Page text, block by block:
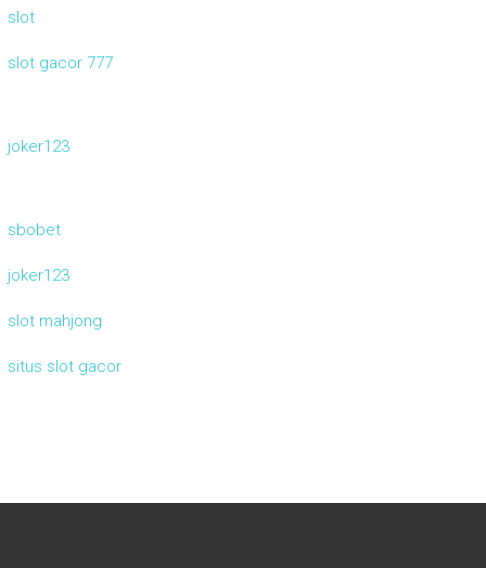
slot
slot gacor 777
joker123
sbobet
joker123
slot mahjong
situs slot gacor